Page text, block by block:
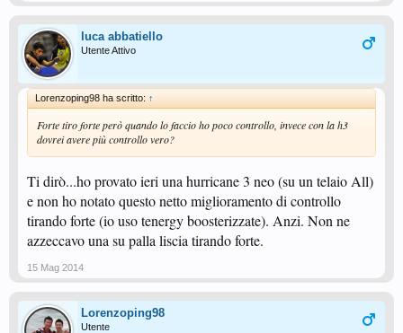
luca abbatiello
Utente Attivo
Lorenzoping98 ha scritto: ↑
Forte tiro forte però quando lo faccio ho poco controllo, invece con la h3
dovrei avere più controllo vero?
Ti dirò...ho provato ieri una hurricane 3 neo (su un telaio All)
e non ho notato questo netto miglioramento di controllo
tirando forte (io uso tenergy boosterizzate). Anzi. Non ne
azzeccavo una su palla liscia tirando forte.
15 Mag 2014
Lorenzoping98
Utente